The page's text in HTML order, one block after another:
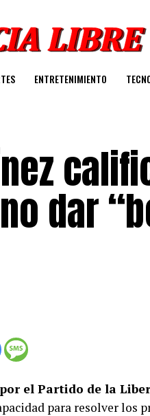
ENTRETENIMIENTO
dar
el Partido de la
para resolver los